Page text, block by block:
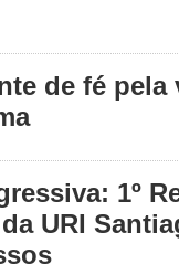
de fé pela
1º
URI